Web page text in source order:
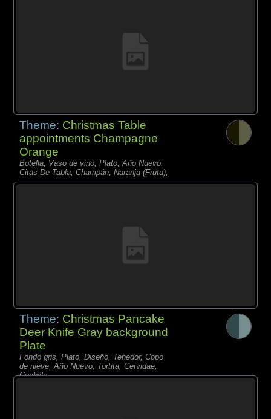
Theme: Christmas Table
appointments Champagne
Orange
Botella, Vaso de vino, Plato, Año Nuevo,
Citas De Tabla, Champán, Naranja (Fruta),
Theme: Christmas Pancake
Deer Knife Gray background
Plate
Fondo gris, Plato, Diseño, Tenedor, Copo
de nieve, Año Nuevo, Tortita, Cervidae,
Cuchillo,